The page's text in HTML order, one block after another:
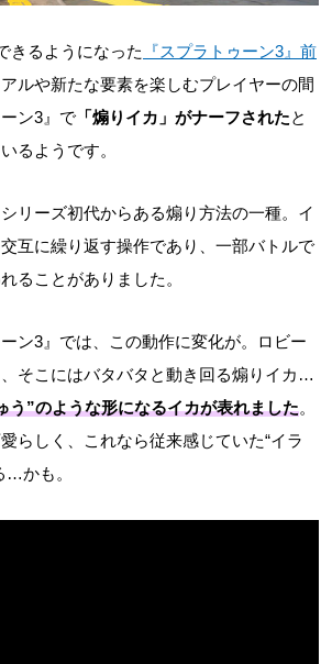
きるようになった
『スプラトゥーン3』前
ルや新たな要素を楽しむプレイヤーの間
ン3』で 「煽りイカ」がナーフされたと
るようです。
シリーズ初代からある煽り方法の一種。イ
互に繰り返す操作であり、一部バトルで
ることがありました。
ン3』では、この動作に変化が。ロビー
そこにはバタバタと動き回る煽りイカ…
う”のような形になるイカが表れました。
らしく、これなら従来感じていた“イラ
…かも。